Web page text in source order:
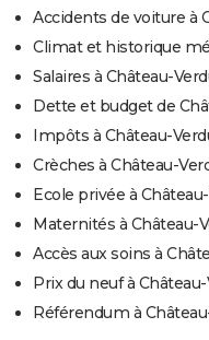
Accidents de voiture à
Climat et historique
Salaires à Château-
Dette et budget de
Impôts à Château-
Crèches à Château-
Ecole privée à
Maternités à Château-
Accès aux soins à
Prix du neuf à
Référendum à